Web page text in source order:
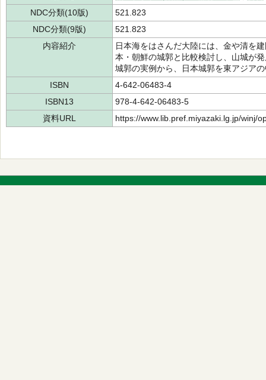
NDC分類(10版)
521.823
NDC分類(9版)
521.823
内容紹介
日本海をはさんだ大陸には、金や清を
本・朝鮮の城郭と比較検討し、山城が
城郭の実例から、日本城郭を東アジア
ISBN
4-642-06483-4
ISBN13
978-4-642-06483-5
資料URL
https://www.lib.pref.miyazaki.lg.jp/winj/